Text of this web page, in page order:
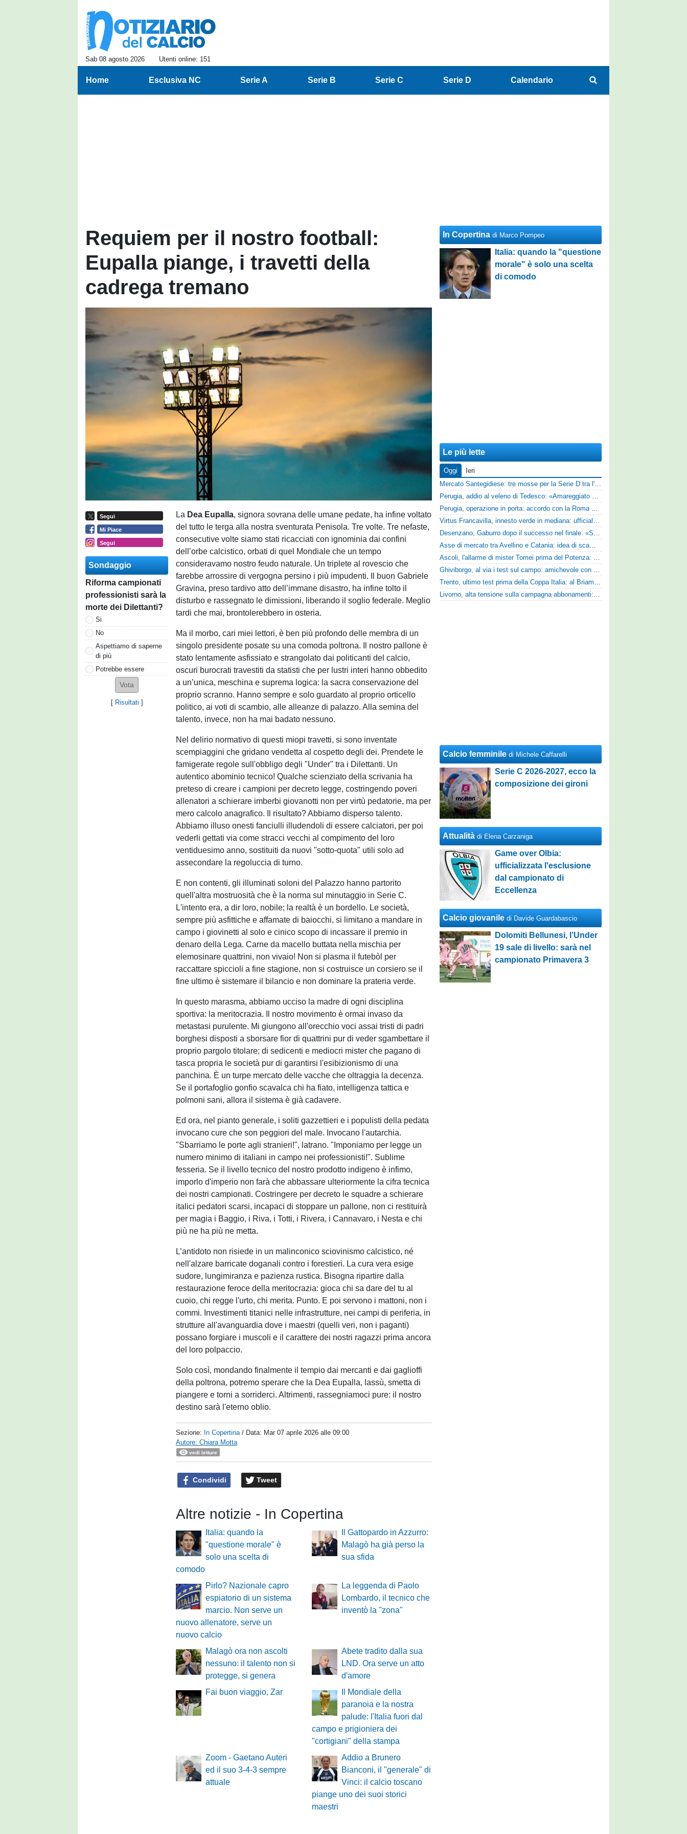
Sab 08 agosto 2026 Utenti online: 151
Home Esclusiva NC Serie A Serie B Serie C Serie D Calendario
Requiem per il nostro football:
Eupalla piange, i travetti della
cadrega tremano
Segui
Mi Piace
Segui
Sondaggio
Riforma campionati
professionisti sarà la
morte dei Dilettanti?
Si
No
Aspettiamo di saperne
di più
Potrebbe essere
[ Risultati ]
La Dea Eupalla, signora sovrana delle umane pedate, ha infine voltato
del tutto le terga alla nostra sventurata Penisola. Tre volte. Tre nefaste,
consecutive volte siamo stati ricacciati con ignominia dai confini
dell’orbe calcistico, orbati di quel Mondiale che un tempo
consideravamo nostro feudo naturale. Un triplete al rovescio che
farebbe arrossire di vergogna persino i più impudenti. Il buon Gabriele
Gravina, preso tardivo atto dell’immane disastro, ha infine tolto il
disturbo e rassegnato le dimissioni, liberando il soglio federale. Meglio
tardi che mai, brontolerebbero in osteria.
Ma il morbo, cari miei lettori, è ben più profondo delle membra di un
singolo presidente posate su una comoda poltrona. Il nostro pallone è
stato lentamente asfissiato e strangolato dai politicanti del calcio,
oscuri burocrati travestiti da statisti che per lustri interi hanno obbedito
a un’unica, meschina e suprema logica: la sacra conservazione del
proprio scranno. Hanno sempre e solo guardato al proprio orticello
politico, ai voti di scambio, alle alleanze di palazzo. Alla semina del
talento, invece, non ha mai badato nessuno.
Nel delirio normativo di questi miopi travetti, si sono inventate
scempiaggini che gridano vendetta al cospetto degli dei. Prendete le
famigerate regole sull'obbligo degli "Under" tra i Dilettanti. Un
autentico abominio tecnico! Qualche scienziato della scrivania ha
preteso di creare i campioni per decreto legge, costringendo poveri
allenatori a schierare imberbi giovanotti non per virtù pedatorie, ma per
mero calcolo anagrafico. Il risultato? Abbiamo disperso talento.
Abbiamo illuso onesti fanciulli illudendoli di essere calciatori, per poi
vederli gettati via come stracci vecchi al compimento del loro
ventiduesimo anno, sostituiti da nuovi "sotto-quota" utili solo ad
assecondare la regoluccia di turno.
E non contenti, gli illuminati soloni del Palazzo hanno partorito
quell'altra mostruosità che è la norma sul minutaggio in Serie C.
L'intento era, a dir loro, nobile; la realtà è un bordello. Le società,
sempre più asfittiche e affamate di baiocchi, si limitano a mandare in
campo i giovinetti al solo e cinico scopo di incassare il premio in
denaro della Lega. Carne da macello buttata nella mischia per
elemosinare quattrini, non vivaio! Non si plasma il futebòl per
raccattare spiccioli a fine stagione, non si costruisce un corsiero se il
fine ultimo è sistemare il bilancio e non dominare la prateria verde.
In questo marasma, abbiamo ucciso la madre di ogni disciplina
sportiva: la meritocrazia. Il nostro movimento è ormai invaso da
metastasi purulente. Mi giungono all'orecchio voci assai tristi di padri
borghesi disposti a sborsare fior di quattrini pur di veder sgambettare il
proprio pargolo titolare; di sedicenti e mediocri mister che pagano di
tasca propria le società pur di garantirsi l'esibizionismo di una
panchina. È un turpe mercato delle vacche che oltraggia la decenza.
Se il portafoglio gonfio scavalca chi ha fiato, intelligenza tattica e
polmoni sani, allora il sistema è già cadavere.
Ed ora, nel pianto generale, i soliti gazzettieri e i populisti della pedata
invocano cure che son peggiori del male. Invocano l'autarchia.
"Sbarriamo le porte agli stranieri!", latrano. "Imponiamo per legge un
numero minimo di italiani in campo nei professionisti!". Sublime
fesseria. Se il livello tecnico del nostro prodotto indigeno è infimo,
imporlo d'imperio non farà che abbassare ulteriormente la cifra tecnica
dei nostri campionati. Costringere per decreto le squadre a schierare
italici pedatori scarsi, incapaci di stoppare un pallone, non ci restituirà
per magia i Baggio, i Riva, i Totti, i Rivera, i Cannavaro, i Nesta e chi
più ne ha più ne metta.
L’antidoto non risiede in un malinconico sciovinismo calcistico, né
nell'alzare barricate doganali contro i forestieri. La cura vera esige
sudore, lungimiranza e pazienza rustica. Bisogna ripartire dalla
restaurazione feroce della meritocrazia: gioca chi sa dare del tu al
cuoio, chi regge l'urto, chi merita. Punto. E poi servono i mattoni, non i
commi. Investimenti titanici nelle infrastrutture, nei campi di periferia, in
strutture all'avanguardia dove i maestri (quelli veri, non i paganti)
possano forgiare i muscoli e il carattere dei nostri ragazzi prima ancora
del loro polpaccio.
Solo così, mondando finalmente il tempio dai mercanti e dai gaglioffi
della poltrona, potremo sperare che la Dea Eupalla, lassù, smetta di
piangere e torni a sorriderci. Altrimenti, rassegniamoci pure: il nostro
destino sarà l'eterno oblio.
Sezione: In Copertina / Data: Mar 07 aprile 2026 alle 09:00
Autore: Chiara Motta
vedi letture
Condividi Tweet
Altre notizie - In Copertina
Italia: quando la
"questione morale" è
solo una scelta di
comodo
Il Gattopardo in Azzurro:
Malagò ha già perso la
sua sfida
Pirlo? Nazionale capro
espiatorio di un sistema
marcio. Non serve un
nuovo allenatore, serve un
nuovo calcio
La leggenda di Paolo
Lombardo, il tecnico che
inventò la "zona"
Malagò ora non ascolti
nessuno: il talento non si
protegge, si genera
Abete tradito dalla sua
LND. Ora serve un atto
d'amore
Fai buon viaggio, Zar
Il Mondiale della
paranoia e la nostra
palude: l'Italia fuori dal
campo e prigioniera dei
"cortigiani" della stampa
Zoom - Gaetano Auteri
ed il suo 3-4-3 sempre
attuale
Addio a Brunero
Bianconi, il "generale" di
Vinci: il calcio toscano
piange uno dei suoi storici
maestri
In Copertina di Marco Pompeo
Italia: quando la "questione
morale" è solo una scelta
di comodo
Le più lette
Oggi
Ieri
Mercato Santegidiese: tre mosse per la Serie D tra l'ingaggio di Diakhate e due rinnovi chiave
Perugia, addio al veleno di Tedesco: «Amareggiato dalle parole di Alessandro Gaucci, mi hanno ferito umanamente»
Perugia, operazione in porta: accordo con la Roma per il talento Zelezny
Virtus Francavilla, innesto verde in mediana: ufficiale l'arrivo del classe 2008 Gianluca Ajello
Desenzano, Gaburro dopo il successo nel finale: «Sapevamo che avremmo sofferto, ma si è vista la voglia di vincere»
Asse di mercato tra Avellino e Catania: idea di scambio tra Cosimo Patierno e Kaleb Jimenez
Ascoli, l'allarme di mister Tomei prima del Potenza: «Mettiamoci l'elmetto, l'obiettivo è la salvezza e non dobbiamo vendere fumo!»
Ghiviborgo, al via i test sul campo: amichevole con il Fratres Perignano e sguardo al nuovo girone E
Trento, ultimo test prima della Coppa Italia: al Briamasco arriva il triangolare con Südtirol e Campodarsego
Livorno, alta tensione sulla campagna abbonamenti: la stoccata della Curva Nord alla società
Calcio femminile di Michele Caffarelli
Serie C 2026-2027, ecco la
composizione dei gironi
Attualità di Elena Carzaniga
Game over Olbia:
ufficializzata l'esclusione
dal campionato di
Eccellenza
Calcio giovanile di Davide Guardabascio
Dolomiti Bellunesi, l’Under
19 sale di livello: sarà nel
campionato Primavera 3